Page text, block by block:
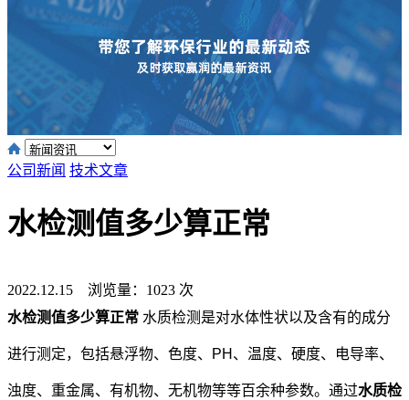
公司新闻 技术文章
水检测值多少算正常
2022.12.15 浏览量：1023 次
水检测值多少算正常 水质检测是对水体性状以及含有的成分
进行测定，包括悬浮物、色度、PH、温度、硬度、电导率、
浊度、重金属、有机物、无机物等等百余种参数。通过水质检